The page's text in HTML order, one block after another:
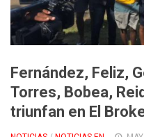
Fernández, Feliz,
Torres, Bobea,
triunfan en El